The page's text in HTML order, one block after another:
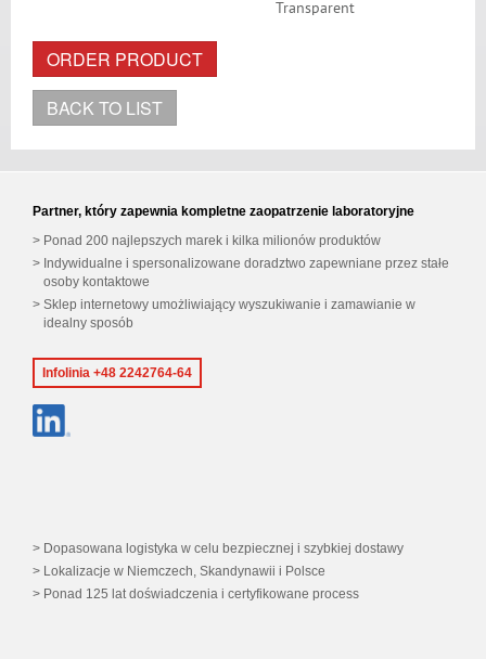
Transparent
ORDER PRODUCT
BACK TO LIST
Partner, który zapewnia kompletne zaopatrzenie laboratoryjne
Ponad 200 najlepszych marek i kilka milionów produktów
Indywidualne i spersonalizowane doradztwo zapewniane przez stałe
osoby kontaktowe
Sklep internetowy umożliwiający wyszukiwanie i zamawianie w
idealny sposób
Infolinia +48 2242764-64
Dopasowana logistyka w celu bezpiecznej i szybkiej dostawy
Lokalizacje w Niemczech, Skandynawii i Polsce
Ponad 125 lat doświadczenia i certyfikowane process